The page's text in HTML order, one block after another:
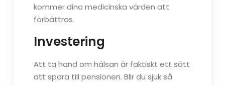
kommer dina medicinska värden att
förbättras.
Investering
Att ta hand om hälsan är faktiskt ett sätt
att spara till pensionen. Blir du sjuk så